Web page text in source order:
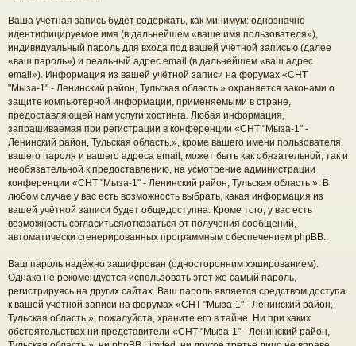
Ваша учётная запись будет содержать, как минимум: однозначно
идентифицируемое имя (в дальнейшем «ваше имя пользователя»),
индивидуальный пароль для входа под вашей учётной записью (далее
«ваш пароль») и реальный адрес email (в дальнейшем «ваш адрес
email»). Информация из вашей учётной записи на форумах «СНТ
"Мыза-1" - Ленинский район, Тульская область.» охраняется законами о
защите компьютерной информации, применяемыми в стране,
предоставляющей нам услуги хостинга. Любая информация,
запрашиваемая при регистрации в конференции «СНТ "Мыза-1" -
Ленинский район, Тульская область.», кроме вашего имени пользователя,
вашего пароля и вашего адреса email, может быть как обязательной, так и
необязательной к предоставлению, на усмотрение администрации
конференции «СНТ "Мыза-1" - Ленинский район, Тульская область.». В
любом случае у вас есть возможность выбрать, какая информация из
вашей учётной записи будет общедоступна. Кроме того, у вас есть
возможность согласиться/отказаться от получения сообщений,
автоматически сгенерированных программным обеспечением phpBB.
Ваш пароль надёжно зашифрован (односторонним хэшированием).
Однако не рекомендуется использовать этот же самый пароль,
регистрируясь на других сайтах. Ваш пароль является средством доступа
к вашей учётной записи на форумах «СНТ "Мыза-1" - Ленинский район,
Тульская область.», пожалуйста, храните его в тайне. Ни при каких
обстоятельствах ни представители «СНТ "Мыза-1" - Ленинский район,